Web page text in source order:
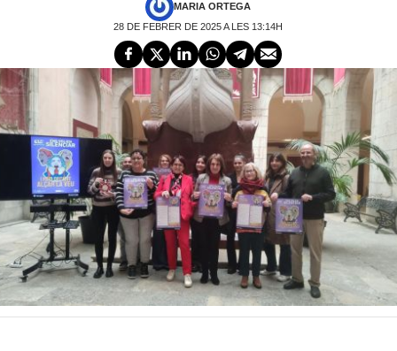
MARIA ORTEGA
28 DE FEBRER DE 2025 A LES 13:14H